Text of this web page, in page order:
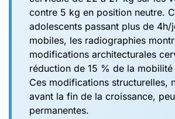
contre 5 kg en position neutre.
adolescents passant plus de 4h/
mobiles, les radiographies
modifications architecturales
réduction de 15 % de la
Ces modifications structurelles,
avant la fin de la croissance,
permanentes.